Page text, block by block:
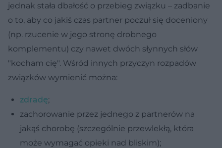
jednak stała dbałość o przebieg związku – zadbanie
o to, aby co jakiś czas partner poczuł się doceniony
(np. rzucenie w jego stronę drobnego
komplementu) czy nawet dwóch słynnych słów
"kocham cię". Wśród innych przyczyn rozpadów
związków wymienić można:
zdradę;
zachorowanie przez jednego z partnerów na
jakąś chorobę (szczególnie przewlekłą, która
może wymagać opieki nad bliskim);